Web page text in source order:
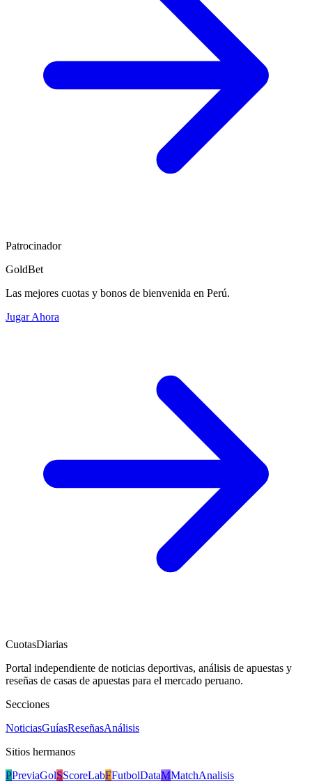
Patrocinador
GoldBet
Las mejores cuotas y bonos de bienvenida en Perú.
Jugar Ahora
CuotasDiarias
Portal independiente de noticias deportivas, análisis de apuestas y
reseñas de casas de apuestas para el mercado peruano.
Secciones
NoticiasGuíasReseñasAnálisis
Sitios hermanos
PPreviaGolSScoreLabFFutbolDataMMatchAnalisis